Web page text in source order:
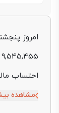
امروز پنجشنبه 15 مرداد
9,545,455 تومان برای
احتساب
۱۰
مشاهده